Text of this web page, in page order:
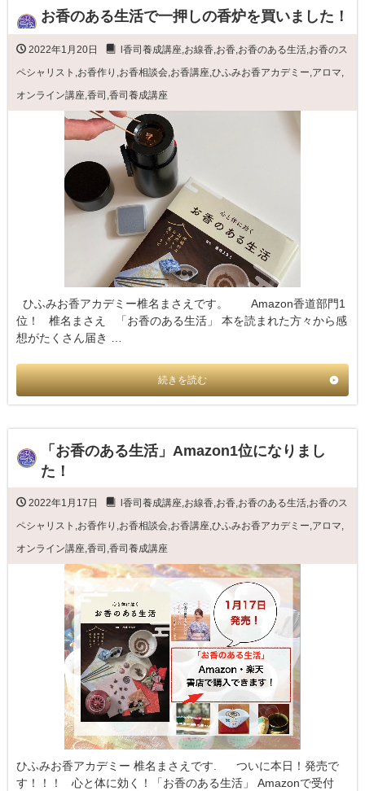
お香のある生活で一押しの香炉を買いました！
2022年1月20日 l香司養成講座,お線香,お香,お香のある生活,お香のス
ペシャリスト ,お香作り ,お香相談会,お香講座,ひふみお香アカデミー,アロマ,
オンライン講座,香司 ,香司養成講座
ひふみお香アカデミー椎名まさえです。 Amazon香道部門1
位！ 椎名まさえ 「お香のある生活」 本を読まれた方々から感
想がたくさん届き …
続きを読む
「お香のある生活」Amazon1位になりまし
た！
2022年1月17日 l香司養成講座,お線香,お香,お香のある生活,お香のス
ペシャリスト ,お香作り ,お香相談会,お香講座,ひふみお香アカデミー,アロマ,
オンライン講座,香司 ,香司養成講座
ひふみお香アカデミー 椎名まさえです. ついに本日！発売で
す！！！ 心と体に効く！「お香のある生活」 Amazonで受付